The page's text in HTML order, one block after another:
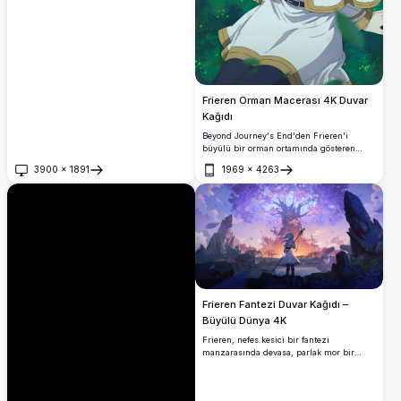
3900 × 1891
Aç
Frieren Orman Macerası 4K Duvar
Kağıdı
Beyond Journey's End'den Frieren'i
büyülü bir orman ortamında gösteren
muhteşem 4K duvar kağıdı. Sevgili elf
büyücü, ikonik beyaz saçları ve mistik
aksesuarlarıyla yemyeşil doğanın arasında
huzur içinde oturarak, sakin ve büyüleyici
yüksek çözünürlüklü bir anime sahnesi
yaratıyor.
1969 × 4263
Aç
Frieren Fantezi Duvar Kağıdı –
Büyülü Dünya 4K
Frieren, nefes kesici bir fantezi
manzarasında devasa, parlak mor bir